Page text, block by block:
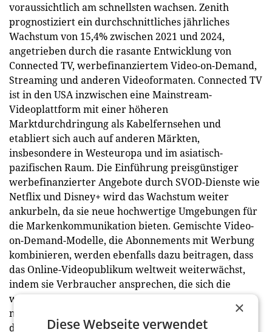
voraussichtlich am schnellsten wachsen. Zenith
prognostiziert ein durchschnittliches jährliches
Wachstum von 15,4% zwischen 2021 und 2024,
angetrieben durch die rasante Entwicklung von
Connected TV, werbefinanziertem Video-on-Demand,
Streaming und anderen Videoformaten. Connected TV
ist in den USA inzwischen eine Mainstream-
Videoplattform mit einer höheren
Marktdurchdringung als Kabelfernsehen und
etabliert sich auch auf anderen Märkten,
insbesondere in Westeuropa und im asiatisch-
pazifischen Raum. Die Einführung preisgünstiger
werbefinanzierter Angebote durch SVOD-Dienste wie
Netflix und Disney+ wird das Wachstum weiter
ankurbeln, da sie neue hochwertige Umgebungen für
die Markenkommunikation bieten. Gemischte Video-
on-Demand-Modelle, die Abonnements mit Werbung
kombinieren, werden ebenfalls dazu beitragen, dass
das Online-Videopublikum weltweit weiterwächst,
indem sie Verbraucher ansprechen, die sich die
wachsende Zahl von reinen Abonnementdiensten
nicht leisten wollen oder können. Zenith erwartet,
dass die Ausgaben für Online-Video-Werbung von 62
×
Diese Webseite verwendet